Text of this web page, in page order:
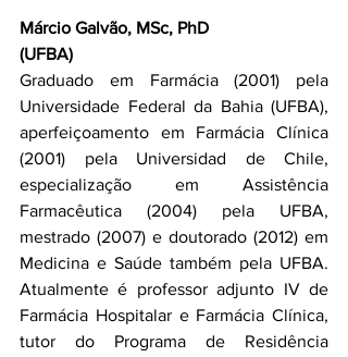
Márcio Galvão, MSc, PhD
(UFBA)
Graduado em Farmácia (2001) pela
Universidade Federal da Bahia (UFBA),
aperfeiçoamento em Farmácia Clínica
(2001) pela Universidad de Chile,
especialização em Assistência
Farmacêutica (2004) pela UFBA,
mestrado (2007) e doutorado (2012) em
Medicina e Saúde também pela UFBA.
Atualmente é professor adjunto IV de
Farmácia Hospitalar e Farmácia Clínica,
tutor do Programa de Residência